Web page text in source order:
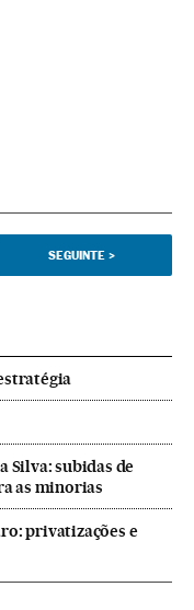
SEGUINTE >
Silva: subidas de
as minorias
privatizações e